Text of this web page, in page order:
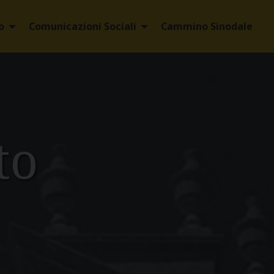
Comunicazioni Sociali Cammino Sinodale